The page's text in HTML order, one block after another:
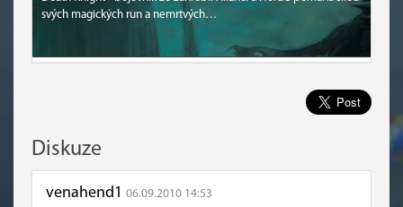
svých magických run a nemrtvých…
Diskuze
venahend1 06.09.2010 14:53